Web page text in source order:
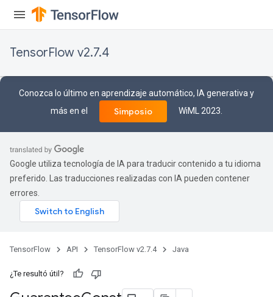
TensorFlow v2.7.4
Conozca lo último en aprendizaje automático, IA generativa y
más en el
Simposio WiML 2023.
Google utiliza tecnología de IA para traducir contenido a tu idioma
preferido. Las traducciones realizadas con IA pueden contener
errores.
TensorFlow API TensorFlow v2.7.4 Java
¿Te resultó útil?